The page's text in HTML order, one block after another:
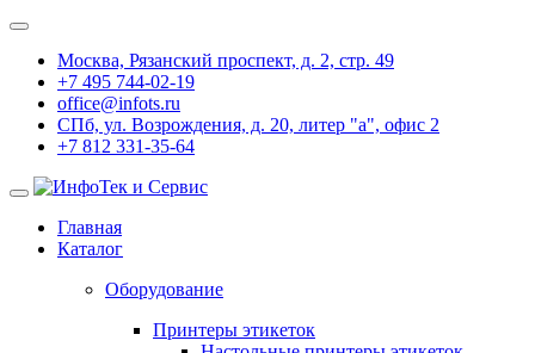
Москва, Рязанский проспект, д. 2, стр. 49
+7 495 744-02-19
office@infots.ru
СПб, ул. Возрождения, д. 20, литер "a", офис 2
+7 812 331-35-64
Главная
Каталог
Оборудование
Принтеры этикеток